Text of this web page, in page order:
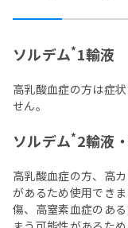
ソルデム*1輸液
高乳酸血症の方は症
せん。
ソルデム*2輸液
高乳酸血症の方、高
があるため使用でき
傷、高窒素血症のあ